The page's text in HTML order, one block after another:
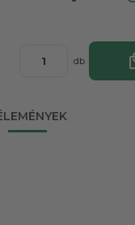
db